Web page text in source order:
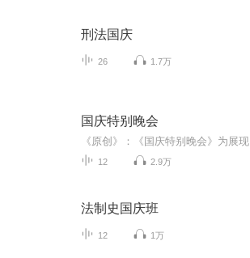
刑法国庆
26 1.7万
国庆特别晚会
12 2.9万
法制史国庆班
12 1万